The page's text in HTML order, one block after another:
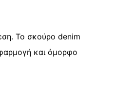
Το σκούρο denim
και όμορφο